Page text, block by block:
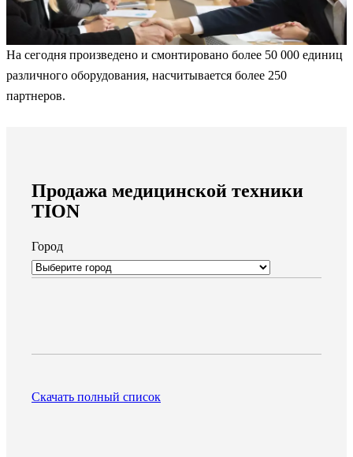
На сегодня произведено и смонтировано более 50 000 единиц
различного оборудования, насчитывается более 250
партнеров.
Продажа медицинской техники
TION
Город
Скачать полный список